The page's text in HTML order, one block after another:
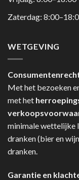
Zaterdag:
WETGEVING
Met het bezoeken
met het
minimale wettelijke
dranken (bier en
dranken.
Garantie en